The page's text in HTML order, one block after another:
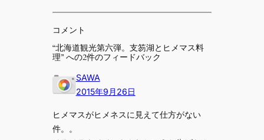
コメント
“北海道観光第六弾。支笏湖とヒメマス料
理” への2件のフィードバック
SAWA
2015年9月26日
ヒメマスがヒメネスに見えて仕方がない
件。。